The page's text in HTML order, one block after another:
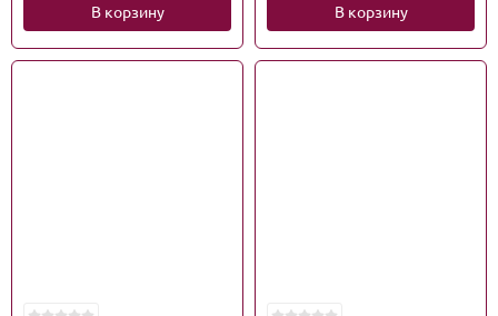
В корзину В корзину